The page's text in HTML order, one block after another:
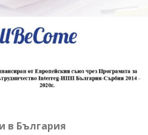
в България